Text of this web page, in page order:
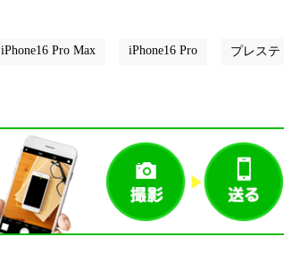
iPhone16 Pro Max iPhone16 Pro プレステ